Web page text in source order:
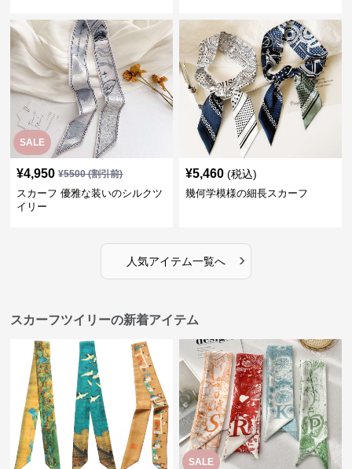
SALE
¥4,950 ¥5500(割引前)
スカーフ 優雅な装いのシルクツ
イリー
¥5,460 (税込)
幾何学模様の細長スカーフ
人気アイテム一覧へ ›
スカーフツイリーの新着アイテム
SALE